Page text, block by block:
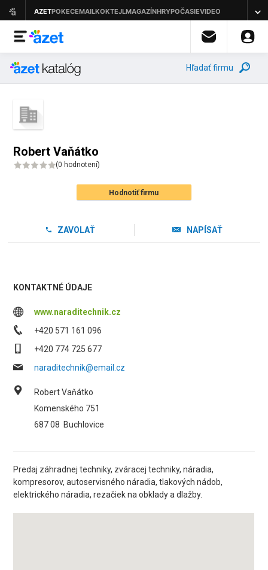
Hľadať firmu
Robert Vaňátko
(0 hodnotení)
Hodnotiť firmu
ZAVOLAŤ NAPÍSAŤ
KONTAKTNÉ ÚDAJE
www.naraditechnik.cz
+420 571 161 096
+420 774 725 677
naraditechnik@email.cz
Robert Vaňátko
Komenského 751
687 08 Buchlovice
Predaj záhradnej techniky, zváracej techniky, náradia,
kompresorov, autoservisného náradia, tlakových nádob,
elektrického náradia, rezačiek na obklady a dlažby.